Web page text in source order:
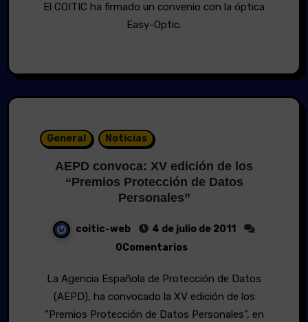
El COITIC ha firmado un convenio con la óptica
Easy-Optic.
General Noticias
AEPD convoca: XV edición de los
“Premios Protección de Datos
Personales”
coitic-web
4 de julio de 2011
0Comentarios
La Agencia Española de Protección de Datos
(AEPD), ha convocado la XV edición de los
“Premios Protección de Datos Personales”, en